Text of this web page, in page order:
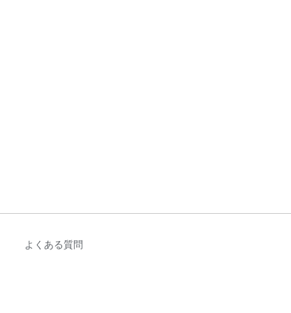
よくある質問